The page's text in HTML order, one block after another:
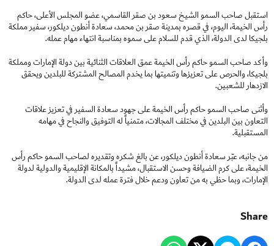
استقبل صاحب السمو الشيخ سعود بن صقر القاسمي، عضو المجلس الأعلى، حاكم
رأس الخيمة، اليوم، في قصره بمدينة صقر بن محمد، سعادة أنطون ديلكور، سفير مملكة
بلجيكا لدى الدولة، الذي قدم للسلام على سموه بمناسبة انتهاء مهام عمله.
وأكد صاحب السمو حاكم رأس الخيمة عمق العلاقات الثنائية بين دولة الإمارات ومملكة
بلجيكا، والحرص على تعزيزها وتنميتها بما يخدم المصالح المشتركة للبلدين ويحقق
الازدهار للشعبين.
وأثنى صاحب السمو حاكم رأس الخيمة على جهود سعادة السفير في تعزيز علاقات
التعاون بين البلدين في مختلف المجالات، متمنياً له التوفيق والنجاح في مهامه
المستقبلية.
من جانبه، عبّر سعادة أنطون ديلكور، عن بالغ شكره وتقديره لصاحب السمو حاكم رأس
الخيمة، على كرم الضيافة وحسن الاستقبال، مشيداً بالمكانة الإقليمية والدولية لدولة
الإمارات، وبما حظي به من تعاون ودعم خلال فترة عمله لدى الدولة.
Share